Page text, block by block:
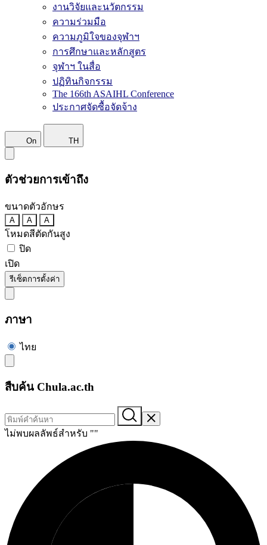
งานวิจัยและนวัตกรรม
ความร่วมมือ
ความภูมิใจของจุฬาฯ
การศึกษาและหลักสูตร
จุฬาฯ ในสื่อ
ปฏิทินกิจกรรม
The 166th ASAIHL Conference
ประกาศจัดซื้อจัดจ้าง
On TH
ตัวช่วยการเข้าถึง
ขนาดตัวอักษร
A A A
โหมดสีตัดกันสูง
ปิด
เปิด
รีเซ็ตการตั้งค่า
ภาษา
ไทย
สืบค้น Chula.ac.th
ไม่พบผลลัพธ์สำหรับ ""